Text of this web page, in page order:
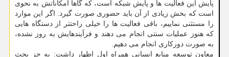
پایش این فعالیت ها و پایش شبکه است، که گاها امکاناتش به نحوی
است که بخش زیادی از آن باید حضوری صورت گیرد. اگر این موارد
را مستثنی نماییم، باقی فعالیت ها را خیلی راحتتر از دستگاه هایی
که هنوز عملیات سنتی انجام می دهند و فرآیندهایش به روز نشده،
به صورت دورکاری انجام می دهیم.
معاون توسعه منابع انسانی همراه اول اظهار داشت: به جز بحث